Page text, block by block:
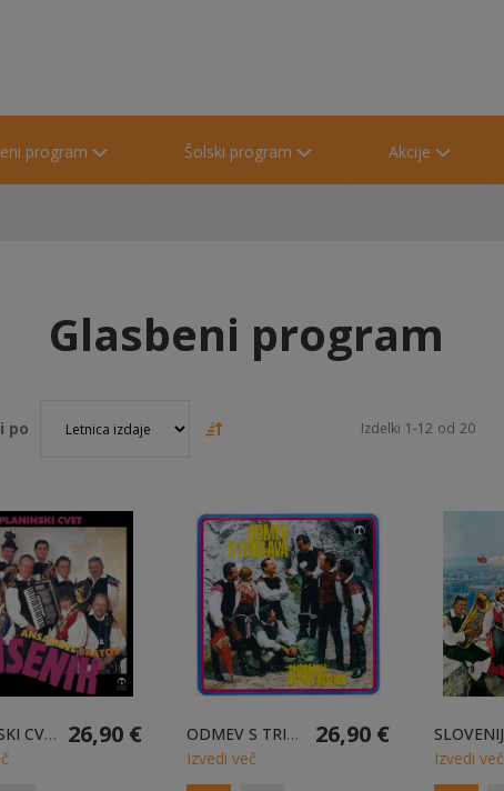
program Šolski program Akcije
Glasbeni program
po Izdelki 1-12 od 20
PLANINSKI CVET - LP 26,90 € ODMEV S TRIGLAVA - LP 26,90 €
Izvedi več Izvedi več